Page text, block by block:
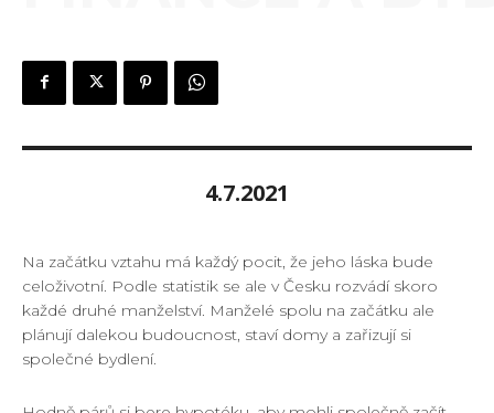
4.7.2021
Na začátku vztahu má každý pocit, že jeho láska bude
celoživotní. Podle statistik se ale v Česku rozvádí skoro
každé druhé manželství. Manželé spolu na začátku ale
plánují dalekou budoucnost, staví domy a zařizují si
společné bydlení.